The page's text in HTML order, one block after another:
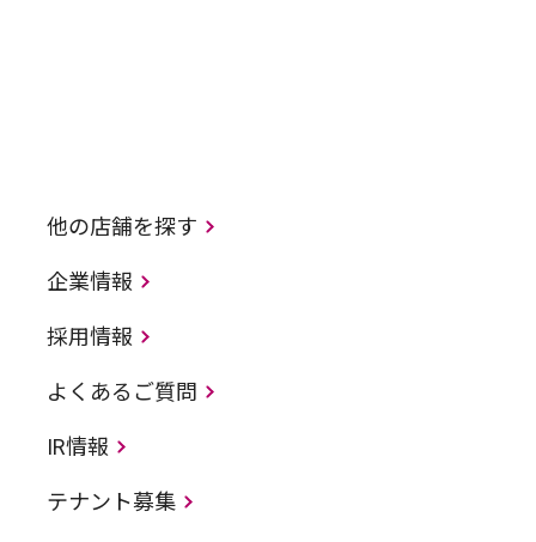
他の店舗を探す
企業情報
採用情報
よくあるご質問
IR情報
テナント募集